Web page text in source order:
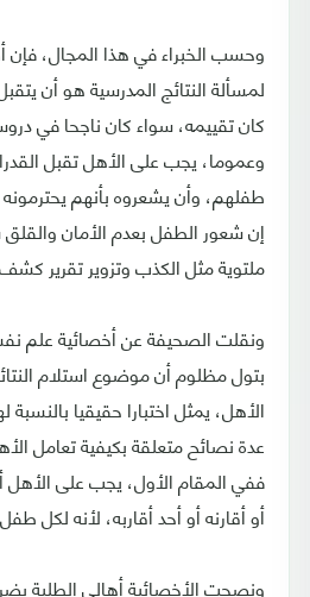
وحسب الخبراء في هذا المجال، فإن
لمسألة النتائج المدرسية هو أن
كان تقييمه، سواء كان ناجحا في
وعموما، يجب على الأهل تقبل
طفلهم، وأن يشعروه بأنهم
إن شعور الطفل بعدم الأمان
ملتوية مثل الكذب وتزوير تقرير كشف
ونقلت الصحيفة عن أخصائية علم
بتول مظلوم أن موضوع استلام
الأهل، يمثل اختبارا حقيقيا
عدة نصائح متعلقة بكيفية تعامل
ففي المقام الأول، يجب على الأهل
أو أقارنه أو أحد أقاربه، لأنه لكل
ونصحت الأخصائية أهالي الطلبة